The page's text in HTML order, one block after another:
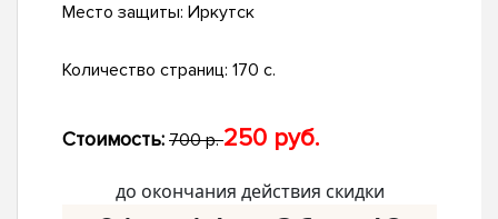
Место защиты: Иркутск
Количество страниц: 170 с.
Стоимость: 700 р.250 руб.
до окончания действия скидки